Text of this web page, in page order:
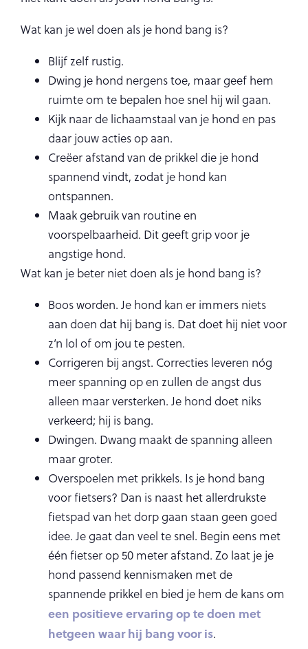
Wat kan je wel doen als je hond bang is?
Blijf zelf rustig.
Dwing je hond nergens toe, maar geef hem
ruimte om te bepalen hoe snel hij wil gaan.
Kijk naar de lichaamstaal van je hond en pas
daar jouw acties op aan.
Creëer afstand van de prikkel die je hond
spannend vindt, zodat je hond kan
ontspannen.
Maak gebruik van routine en
voorspelbaarheid. Dit geeft grip voor je
angstige hond.
Wat kan je beter niet doen als je hond bang is?
Boos worden. Je hond kan er immers niets
aan doen dat hij bang is. Dat doet hij niet voor
z’n lol of om jou te pesten.
Corrigeren bij angst. Correcties leveren nóg
meer spanning op en zullen de angst dus
alleen maar versterken. Je hond doet niks
verkeerd; hij is bang.
Dwingen. Dwang maakt de spanning alleen
maar groter.
Overspoelen met prikkels. Is je hond bang
voor fietsers? Dan is naast het allerdrukste
fietspad van het dorp gaan staan geen goed
idee. Je gaat dan veel te snel. Begin eens met
één fietser op 50 meter afstand. Zo laat je je
hond passend kennismaken met de
spannende prikkel en bied je hem de kans om
een positieve ervaring op te doen met
hetgeen waar hij bang voor is.